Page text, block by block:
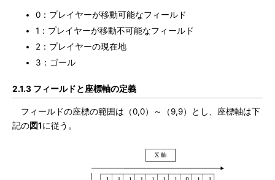
0：プレイヤーが移動可能なフィールド
1：プレイヤーが移動不可能なフィールド
2：プレイヤーの現在地
3：ゴール
2.1.3 フィールドと座標軸の定義
フィールドの座標の範囲は（0,0）～（9,9）とし、座標軸は下
記の図1に従う。